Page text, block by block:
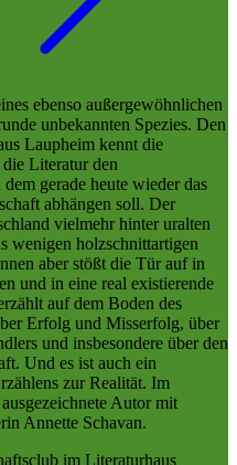
ebenso außergewöhnlichen
unbekannten Spezies. Den
Laupheim kennt die
Literatur den
gerade heute wieder das
abhängen soll. Der
vielmehr hinter uralten
wenigen holzschnittartigen
aber stößt die Tür auf in
und in eine real existierende
auf dem Boden des
Erfolg und Misserfolg, über
und insbesondere über den
Und es ist auch ein
zur Realität. Im
Autor mit
Annette Schavan.
im Literaturhaus